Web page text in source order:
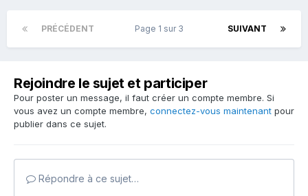
PRÉCÉDENT SUIVANT
Page 1 sur 3
Rejoindre le sujet et participer
Pour poster un message, il faut créer un compte membre. Si
vous avez un compte membre, connectez-vous maintenant pour
publier dans ce sujet.
Répondre à ce sujet…